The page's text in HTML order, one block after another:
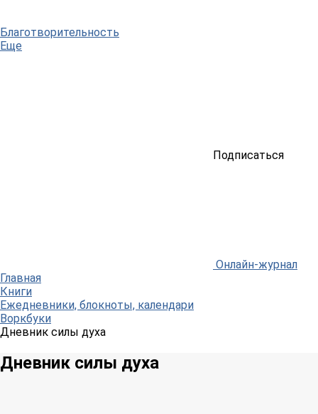
Благотворительность
Еще
Подписаться
Онлайн-журнал
Главная
Книги
Ежедневники, блокноты, календари
Воркбуки
Дневник силы духа
Дневник силы духа